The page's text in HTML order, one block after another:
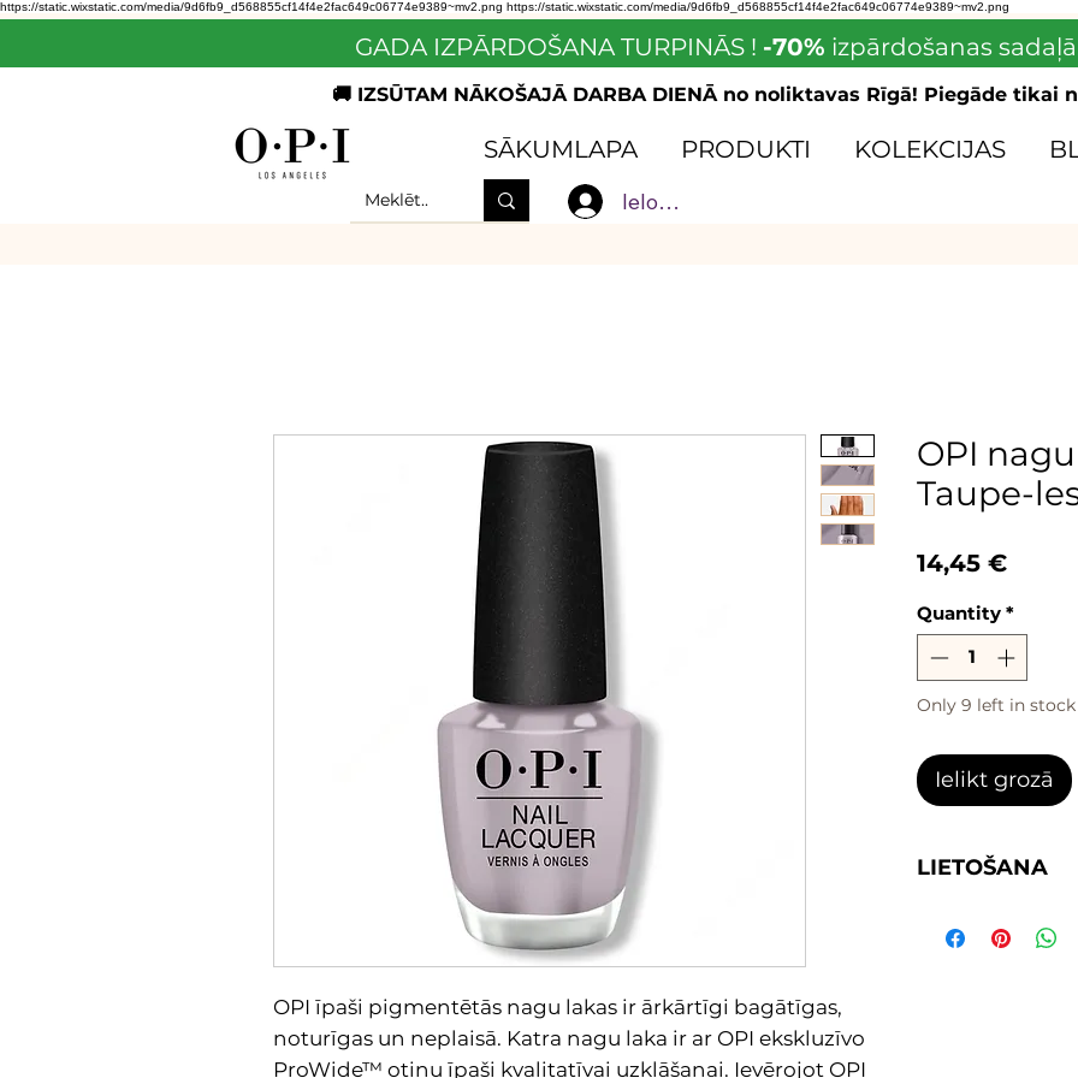
https://static.wixstatic.com/media/9d6fb9_d568855cf14f4e2fac649c06774e9389~mv2.png https://static.wixstatic.com/media/9d6fb9_d568855cf14f4e2fac649c06774e9389~mv2.png
GADA IZPĀRDOŠANA TURPINĀS ! -70% izpārdošanas
🚚 IZSŪTAM NĀKOŠAJĀ DARBA DIENĀ no noliktavas Rīgā! Piegāde tikai
Ielogoties
SĀKUMLAPA PRODUKTI KOLEKCIJAS
OPI īpaši pigmentētās nagu lakas ir ārkārtīgi bagātīgas,
noturīgas un neplaisā. Katra nagu laka ir ar OPI ekskluzīvo
ProWide™ otiņu īpaši kvalitatīvai uzklāšanai. Ievērojot OPI
OPI
Taupe-
14,45 €Price
Quantity *
Only 9 left in stock
Ielikt grozā
LIETOŠANA
bāzi dabīgiem